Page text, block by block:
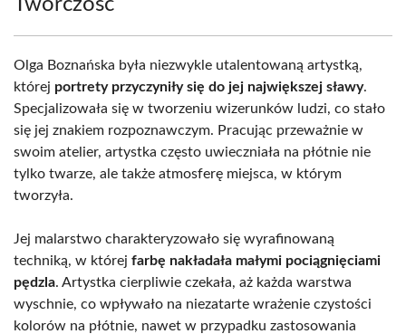
Twórczość
Olga Boznańska była niezwykle utalentowaną artystką,
której portrety przyczyniły się do jej największej sławy.
Specjalizowała się w tworzeniu wizerunków ludzi, co stało
się jej znakiem rozpoznawczym. Pracując przeważnie w
swoim atelier, artystka często uwieczniała na płótnie nie
tylko twarze, ale także atmosferę miejsca, w którym
tworzyła.
Jej malarstwo charakteryzowało się wyrafinowaną
techniką, w której farbę nakładała małymi pociągnięciami
pędzla. Artystka cierpliwie czekała, aż każda warstwa
wyschnie, co wpływało na niezatarte wrażenie czystości
kolorów na płótnie, nawet w przypadku zastosowania